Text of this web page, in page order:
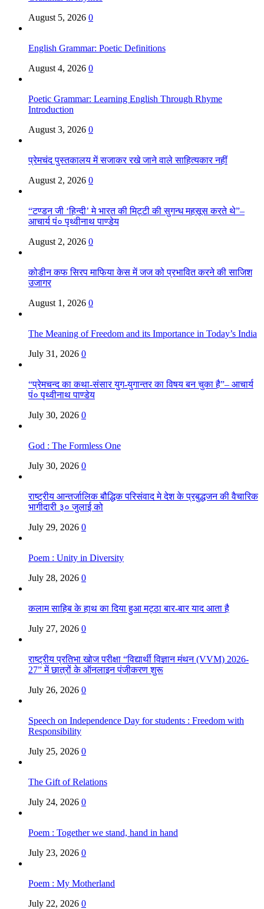
August 5, 2026 0
English Grammar: Poetic Definitions
August 4, 2026 0
Poetic Grammar: Learning English Through Rhyme
Introduction
August 3, 2026 0
प्रेमचंद पुस्तकालय में सजाकर रखे जाने वाले साहित्यकार नहीं
August 2, 2026 0
“टण्डन जी ‘हिन्दी’ मे भारत की मिट्टी की सुगन्ध महसूस करते थे”–
आचार्य पं० पृथ्वीनाथ पाण्डेय
August 2, 2026 0
कोडीन कफ सिरप माफिया केस में जज को प्रभावित करने की साजिश
उजागर
August 1, 2026 0
The Meaning of Freedom and its Importance in Today’s India
July 31, 2026 0
“प्रेमचन्द का कथा-संसार युग-युगान्तर का विषय बन चुका है”– आचार्य
पं० पृथ्वीनाथ पाण्डेय
July 30, 2026 0
God : The Formless One
July 30, 2026 0
राष्ट्रीय आन्तर्जालिक बौद्धिक परिसंवाद मे देश के प्रबुद्धजन की वैचारिक
भागीदारी ३० जुलाई को
July 29, 2026 0
Poem : Unity in Diversity
July 28, 2026 0
कलाम साहिब के हाथ का दिया हुआ मट्ठा बार-बार याद आता है
July 27, 2026 0
राष्ट्रीय प्रतिभा खोज परीक्षा “विद्यार्थी विज्ञान मंथन (VVM) 2026-
27” में छात्रों के ऑनलाइन पंजीकरण शुरू
July 26, 2026 0
Speech on Independence Day for students : Freedom with
Responsibility
July 25, 2026 0
The Gift of Relations
July 24, 2026 0
Poem : Together we stand, hand in hand
July 23, 2026 0
Poem : My Motherland
July 22, 2026 0